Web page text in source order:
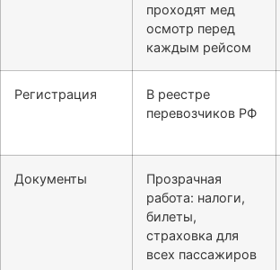
проходят мед
осмотр перед
каждым рейсом
Регистрация
В реестре
перевозчиков РФ
Документы
Прозрачная
работа: налоги,
билеты,
страховка для
всех пассажиров